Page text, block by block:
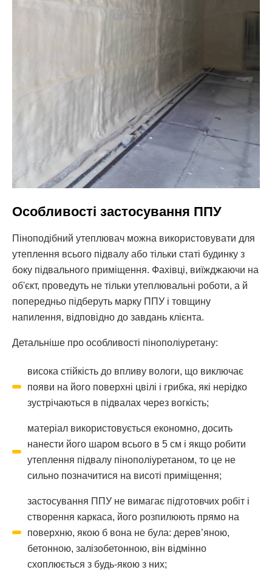
Особливості застосування ППУ
Піноподібний утеплювач можна використовувати для
утеплення всього підвалу або тільки статі будинку з
боку підвального приміщення. Фахівці, виїжджаючи на
об'єкт, проведуть не тільки утеплювальні роботи, а й
попередньо підберуть марку ППУ і товщину
напилення, відповідно до завдань клієнта.
Детальніше про особливості пінополіуретану:
висока стійкість до впливу вологи, що виключає
появи на його поверхні цвілі і грибка, які нерідко
зустрічаються в підвалах через вогкість;
матеріал використовується економно, досить
нанести його шаром всього в 5 см і якщо робити
утеплення підвалу пінополіуретаном, то це не
сильно позначитися на висоті приміщення;
застосування ППУ не вимагає підготовчих робіт і
створення каркаса, його розпилюють прямо на
поверхню, якою б вона не була: дерев’яною,
бетонною, залізобетонною, він відмінно
схоплюється з будь-якою з них;